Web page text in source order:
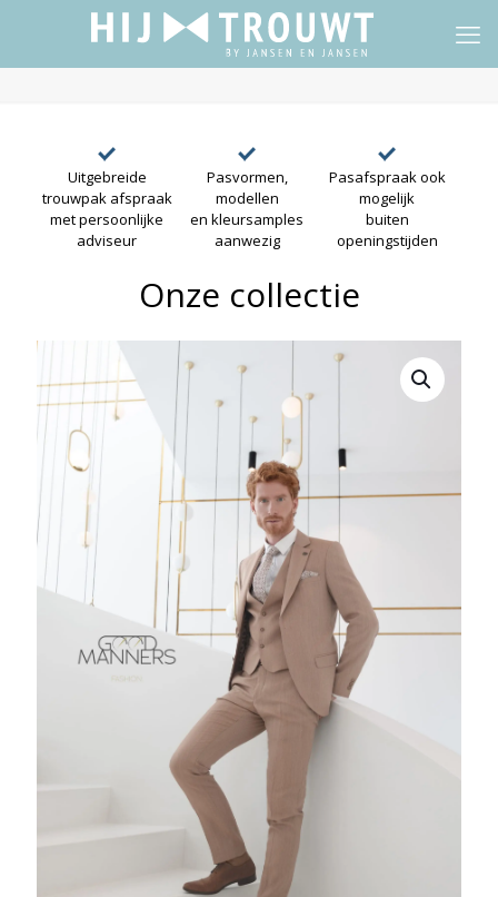
Uitgebreide
trouwpak afspraak
met persoonlijke
adviseur
Pasvormen,
modellen
en kleursamples
aanwezig
Pasafspraak ook
mogelijk
buiten
openingstijden
Onze collectie